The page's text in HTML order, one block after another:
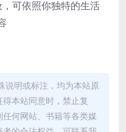
可依照你独特的生活
说明或标注，均为本站原
本站同意时，禁止复
何网站、书籍等各类媒